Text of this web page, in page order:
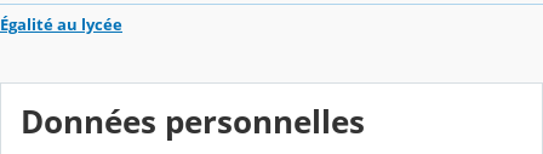
Égalité au lycée
Données personnelles